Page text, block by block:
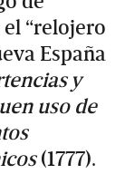
“relojero
España
y
uso de
(1777).